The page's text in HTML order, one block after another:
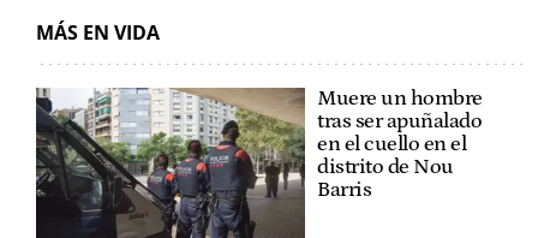
MÁS EN VIDA
Muere un hombre
tras ser apuñalado
en el cuello en el
distrito de Nou
Barris